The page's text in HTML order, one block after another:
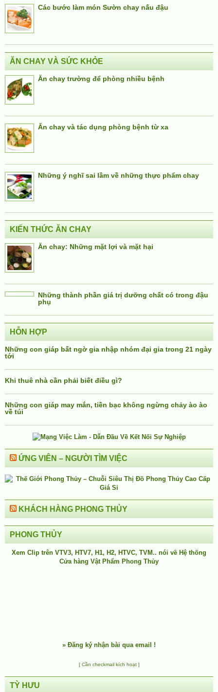
Các bước làm món Sườn chay nấu đậu
ĂN CHAY VÀ SỨC KHỎE
Ăn chay trường để phòng nhiều bệnh
Ăn chay và tác dụng phòng bệnh từ xa
Những ý nghĩ sai lầm về những thực phẩm chay
KIẾN THỨC ĂN CHAY
Ăn chay: Những mặt lợi và mặt hại
Những thành phần giá trị dưỡng chất có trong đậu
phụ
HỖN HỢP
Những con giáp bất ngờ gia nhập nhóm đại gia trong 21 ngày
tới
Khi thuê nhà cần phải biết điều gì?
Những con giáp may mắn, tiền bạc không ngừng chảy ào ào
về túi
ỨNG VIÊN – NGƯỜI TÌM VIỆC
KHÁCH HÀNG PHONG THỦY
PHONG THỦY
Xem Clip trên VTV3, HTV7, H1, H2, HTVC, TVM.. nói về Hệ thống
Cửa hàng Vật Phẩm Phong Thủy
» Đăng ký nhận bài qua email !
[ Cần checkmail kích hoạt ]
TỲ HƯU